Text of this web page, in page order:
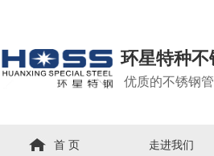
环星特种不
优质的不锈钢
首 页 走进我们